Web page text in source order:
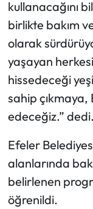
kullanacağını
birlikte bakım
olarak
yaşayan
hissedeceği
sahip
edeceğiz.” dedi.
Efeler
alanlarında
belirlenen
öğrenildi.